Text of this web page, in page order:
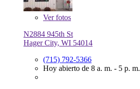
Verfotos
N2884 945th St
Hager City, WI 54014
(715) 792-5366
Hoy abierto de 8 a. m. - 5 p. m.